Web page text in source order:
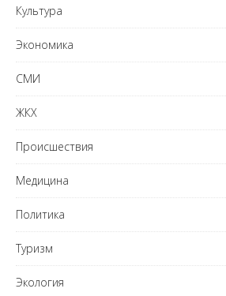
Культура
Экономика
СМИ
ЖКХ
Происшествия
Медицина
Политика
Туризм
Экология